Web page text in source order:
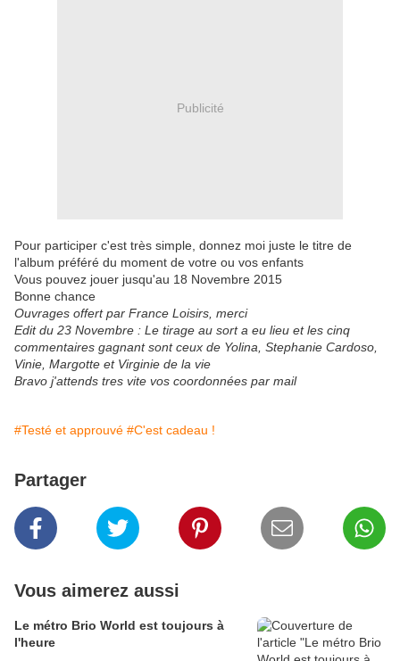
Publicité
Pour participer c'est très simple, donnez moi juste le titre de
l'album préféré du moment de votre ou vos enfants
Vous pouvez jouer jusqu'au 18 Novembre 2015
Bonne chance
Ouvrages offert par France Loisirs, merci
Edit du 23 Novembre : Le tirage au sort a eu lieu et les cinq
commentaires gagnant sont ceux de Yolina, Stephanie Cardoso,
Vinie, Margotte et Virginie de la vie
Bravo j'attends tres vite vos coordonnées par mail
#Testé et approuvé #C'est cadeau !
Partager
Vous aimerez aussi
Le métro Brio World est toujours à
l'heure